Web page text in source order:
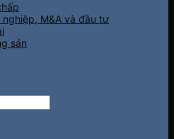
M&A và đầu tư
sản